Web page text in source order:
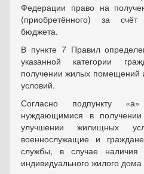
Федерации право на
(приобретённого) за
бюджета.
В пункте 7 Правил
указанной категории
получении жилых
условий.
Согласно подпункту
нуждающимися в
улучшении жилищных
военнослужащие и
службы, в случае наличия
индивидуального жилого